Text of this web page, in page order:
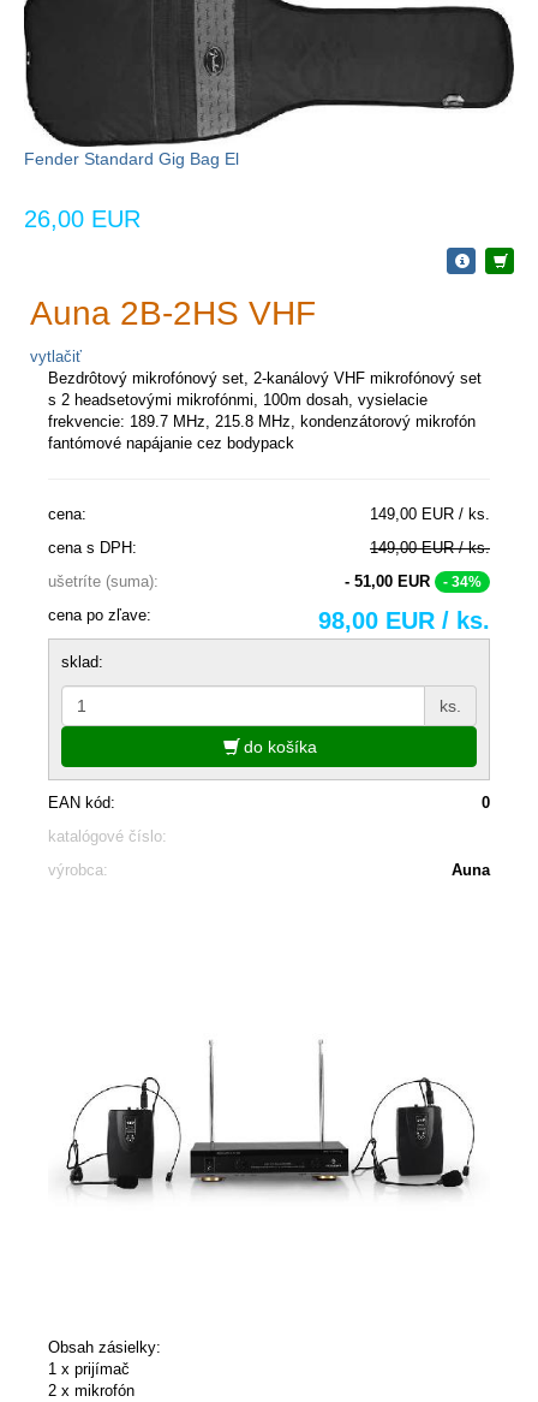
Fender Standard Gig Bag El
26,00 EUR
Auna 2B-2HS VHF
vytlačiť
Bezdrôtový mikrofónový set, 2-kanálový VHF mikrofónový set
s 2 headsetovými mikrofónmi, 100m dosah, vysielacie
frekvencie: 189.7 MHz, 215.8 MHz, kondenzátorový mikrofón
fantómové napájanie cez bodypack
cena:
149,00 EUR / ks.
cena s DPH:
149,00 EUR / ks.
ušetríte (suma):
- 51,00 EUR - 34%
cena po zľave: 98,00 EUR / ks.
sklad:
ks.
do košíka
EAN kód:
0
katalógové číslo:
výrobca:
Auna
Obsah zásielky:
1 x prijímač
2 x mikrofón